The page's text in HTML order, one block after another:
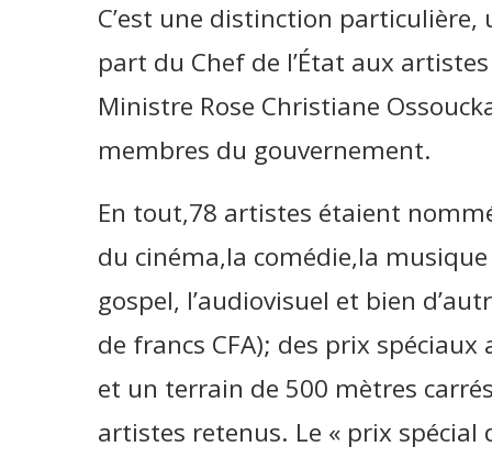
C’est une distinction particulière,
part du Chef de l’État aux
Ministre Rose Christiane
membres du gouvernement.
En tout,78 artistes étaient
du cinéma,la comédie,la
gospel, l’audiovisuel et bien
de francs CFA); des prix
et un terrain de 500 mètres
artistes retenus. Le « prix